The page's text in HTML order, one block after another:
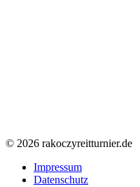
© 2026 rakoczyreitturnier.de
Impressum
Datenschutz